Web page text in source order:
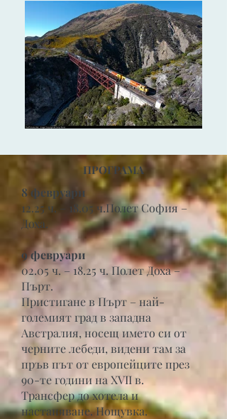
ПРОГРАМА
8 февруари
12.25 ч. – 18.05 ч.Полет София –
Доха.
9 февруари
02.05 ч. – 18.25 ч. Полет Доха –
Пърт.
Пристигане в Пърт – най-
големият град в западна
Австралия, носещ името си от
черните лебеди, видени там за
пръв път от европейците през
90-те години на XVII в.
Трансфер до хотела и
настаняване. Нощувка.